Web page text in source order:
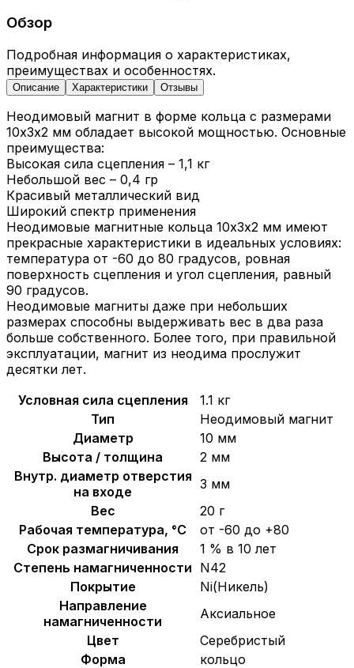
Обзор
Подробная информация о характеристиках,
преимуществах и особенностях.
Описание Характеристики Отзывы
Неодимовый магнит в форме кольца с размерами
10х3х2 мм обладает высокой мощностью. Основные
преимущества:
Высокая сила сцепления – 1,1 кг
Небольшой вес – 0,4 гр
Красивый металлический вид
Широкий спектр применения
Неодимовые магнитные кольца 10х3х2 мм имеют
прекрасные характеристики в идеальных условиях:
температура от -60 до 80 градусов, ровная
поверхность сцепления и угол сцепления, равный
90 градусов.
Неодимовые магниты даже при небольших
размерах способны выдерживать вес в два раза
больше собственного. Более того, при правильной
эксплуатации, магнит из неодима прослужит
десятки лет.
Условная сила сцепления
1.1 кг
Тип
Неодимовый магнит
Диаметр
10 мм
Высота / толщина
2 мм
Внутр. диаметр отверстия
на входе
3 мм
Вес
20 г
Рабочая температура, °C
от -60 до +80
Срок размагничивания
1 % в 10 лет
Степень намагниченности N42
Покрытие
Ni(Никель)
Направление
намагниченности
Аксиальное
Цвет
Серебристый
Форма
кольцо